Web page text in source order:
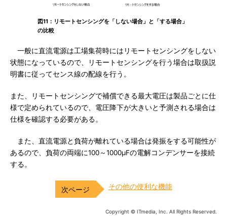
図11：リモートセンシングを「しない場合」と「する場合」
の比較
一般に直流電源は工場集荷時にはリモートセンシングをしない
状態になっているので、リモートセンシングを行う場合は取扱説
明書に従ってセンス線の配線を行う。
また、リモートセンシングで補償できる最大電圧は製品ごとに仕
様で定められているので、電圧降下が大きいと予測される場合は
仕様を確認する必要がある。
また、直流電源と負荷が離れている場合は発振をする可能性が
あるので、負荷の両端に100～1000μFの電解コンデンサーを接続
する。
その他の便利な機能
Copyright © ITmedia, Inc. All Rights Reserved.